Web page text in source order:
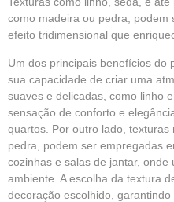
como madeira ou pedra, podem
efeito tridimensional que
Um dos principais benefícios do
sua capacidade de criar uma
suaves e delicadas, como linho
sensação de conforto e
quartos. Por outro lado,
pedra, podem ser empregadas
cozinhas e salas de jantar,
ambiente. A escolha da textura
decoração escolhido,